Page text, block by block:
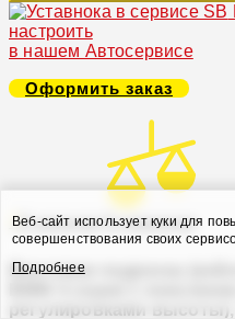
настроить
в нашем Автосервисе
Оформить заказ
В закладки В сравнение
Винтовая подвеска
BMW 4 серия 1
регулировками высоты),
Веб-сайт использует куки для
совершенствования своих
Подробнее